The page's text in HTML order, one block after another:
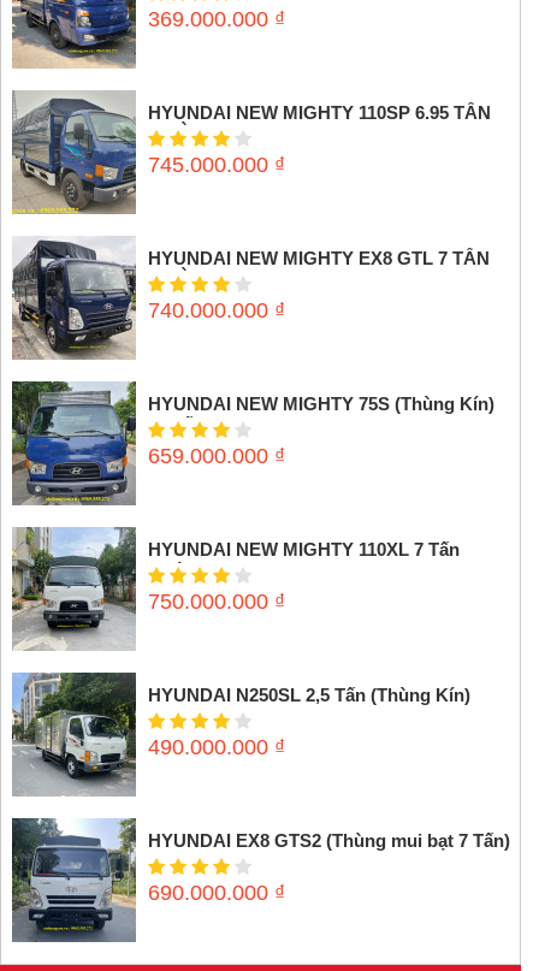
369.000.000 ₫
HYUNDAI NEW MIGHTY 110SP 6.95 TẤN
(THÙNG MUI BẠT)
745.000.000 ₫
HYUNDAI NEW MIGHTY EX8 GTL 7 TẤN
(THÙNG MUI BẠT)
740.000.000 ₫
HYUNDAI NEW MIGHTY 75S (Thùng Kín)
3,5 tấn
659.000.000 ₫
HYUNDAI NEW MIGHTY 110XL 7 Tấn
(Thùng mui bạt)
750.000.000 ₫
HYUNDAI N250SL 2,5 Tấn (Thùng Kín)
490.000.000 ₫
HYUNDAI EX8 GTS2 (Thùng mui bạt 7 Tấn)
690.000.000 ₫